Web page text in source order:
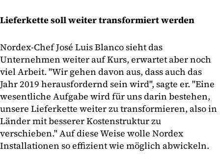
Lieferkette soll weiter transformiert werden
Nordex-Chef José Luis Blanco sieht das
Unternehmen weiter auf Kurs, erwartet aber noch
viel Arbeit. "Wir gehen davon aus, dass auch das
Jahr 2019 herausfordernd sein wird", sagte er. "Eine
wesentliche Aufgabe wird für uns darin bestehen,
unsere Lieferkette weiter zu transformieren, also in
Länder mit besserer Kostenstruktur zu
verschieben." Auf diese Weise wolle Nordex
Installationen so effizient wie möglich abwickeln.